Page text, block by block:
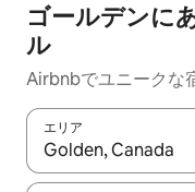
ゴールデンに
ル
Airbnbでユニークな
エリア
検索結果が表示され